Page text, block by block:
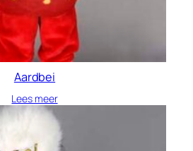
Aardbei
Lees meer